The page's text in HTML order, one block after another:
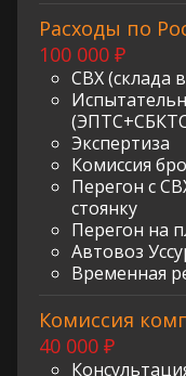
Расходы по
100 000 ₽
СВХ (склада
Экспертиза
Комиссия
Перегон с
стоянку
Перегон на
Автовоз
Временная
Комиссия
40 000 ₽